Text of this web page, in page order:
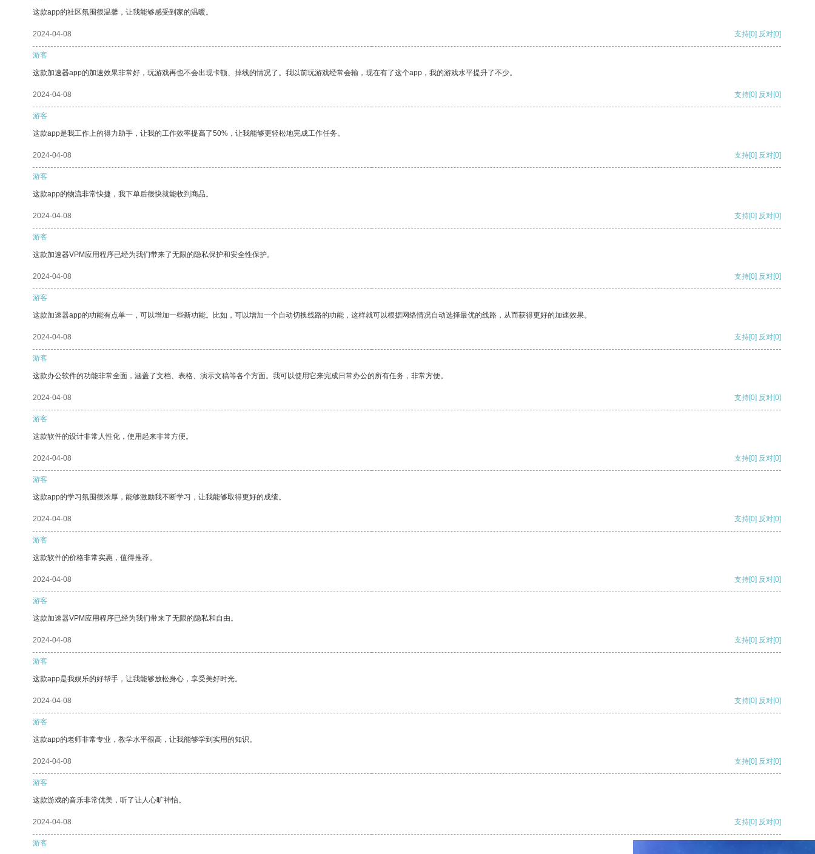
这款app的社区氛围很温馨，让我能够感受到家的温暖。
2024-04-08 支持[0] 反对[0]
游客
这款加速器app的加速效果非常好，玩游戏再也不会出现卡顿、掉线的情况了。我以前玩游戏经常会输，现在有了这个app，我的游戏水平提升了不少。
2024-04-08 支持[0] 反对[0]
游客
这款app是我工作上的得力助手，让我的工作效率提高了50%，让我能够更轻松地完成工作任务。
2024-04-08 支持[0] 反对[0]
游客
这款app的物流非常快捷，我下单后很快就能收到商品。
2024-04-08 支持[0] 反对[0]
游客
这款加速器VPM应用程序已经为我们带来了无限的隐私保护和安全性保护。
2024-04-08 支持[0] 反对[0]
游客
这款加速器app的功能有点单一，可以增加一些新功能。比如，可以增加一个自动切换线路的功能，这样就可以根据网络情况自动选择最优的线路，从而获得更好的加速效果。
2024-04-08 支持[0] 反对[0]
游客
这款办公软件的功能非常全面，涵盖了文档、表格、演示文稿等各个方面。我可以使用它来完成日常办公的所有任务，非常方便。
2024-04-08 支持[0] 反对[0]
游客
这款软件的设计非常人性化，使用起来非常方便。
2024-04-08 支持[0] 反对[0]
游客
这款app的学习氛围很浓厚，能够激励我不断学习，让我能够取得更好的成绩。
2024-04-08 支持[0] 反对[0]
游客
这款软件的价格非常实惠，值得推荐。
2024-04-08 支持[0] 反对[0]
游客
这款加速器VPM应用程序已经为我们带来了无限的隐私和自由。
2024-04-08 支持[0] 反对[0]
游客
这款app是我娱乐的好帮手，让我能够放松身心，享受美好时光。
2024-04-08 支持[0] 反对[0]
游客
这款app的老师非常专业，教学水平很高，让我能够学到实用的知识。
2024-04-08 支持[0] 反对[0]
游客
这款游戏的音乐非常优美，听了让人心旷神怡。
2024-04-08 支持[0] 反对[0]
游客